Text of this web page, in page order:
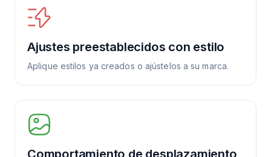
Ajustes preestablecidos con estilo
Aplique estilos ya creados o ajústelos a su marca.